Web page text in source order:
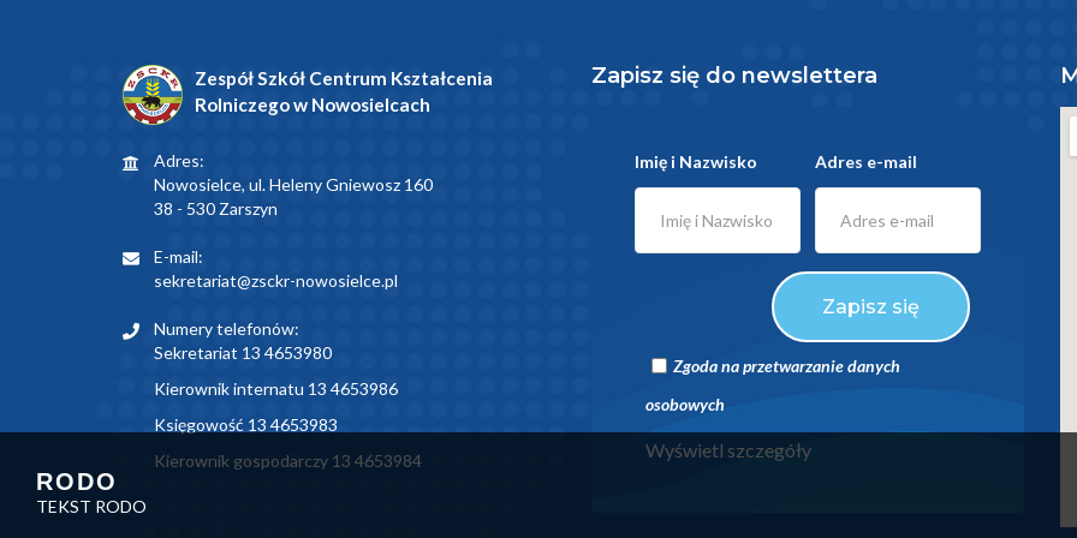
Zespół Szkół Centrum Kształcenia
Rolniczego w Nowosielcach
Adres:
Nowosielce, ul. Heleny Gniewosz 160
38 - 530 Zarszyn
E-mail:
sekretariat@zsckr-nowosielce.pl
Numery telefonów:
Sekretariat 13 4653980
Kierownik internatu 13 4653986
Księgowość 13 4653983
Kierownik gospodarczy 13 4653984
Zapisz się do newslettera
Imię i Nazwisko Adres e-mail
Zapisz się
Zgoda na przetwarzanie danych
osobowych
Wyświetl szczegóły
RODO
TEKST RODO